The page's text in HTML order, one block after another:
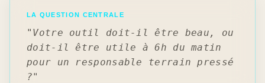
LA QUESTION CENTRALE
"Votre outil doit-il être beau, ou
doit-il être utile à 6h du matin
pour un responsable terrain pressé
?"